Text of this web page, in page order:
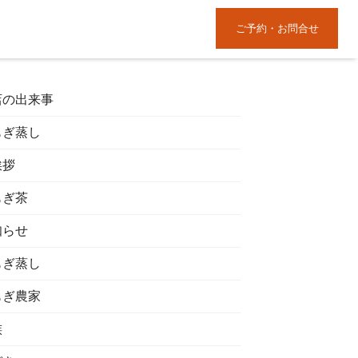
ご予約・お問合せ
の出来事
ぎ蒸し
拶
ぎ茶
らせ
ぎ蒸し
ぎ農家